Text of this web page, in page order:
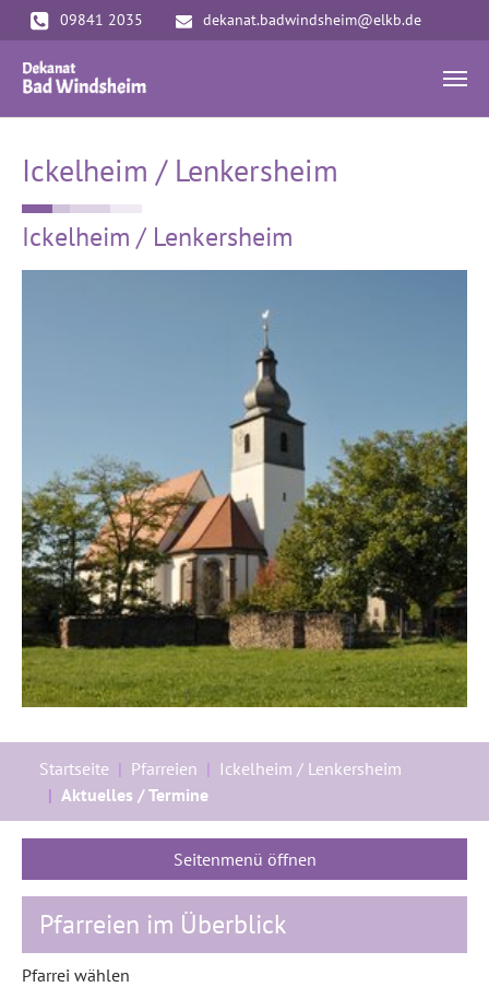
Zum Hauptinhalt springen
09841 2035 dekanat.badwindsheim@elkb.de
Ickelheim / Lenkersheim
Ickelheim / Lenkersheim
Startseite Pfarreien
Ickelheim / Lenkersheim
Aktuelles / Termine
Seitenmenü öffnen
Pfarreien im Überblick
Pfarrei wählen